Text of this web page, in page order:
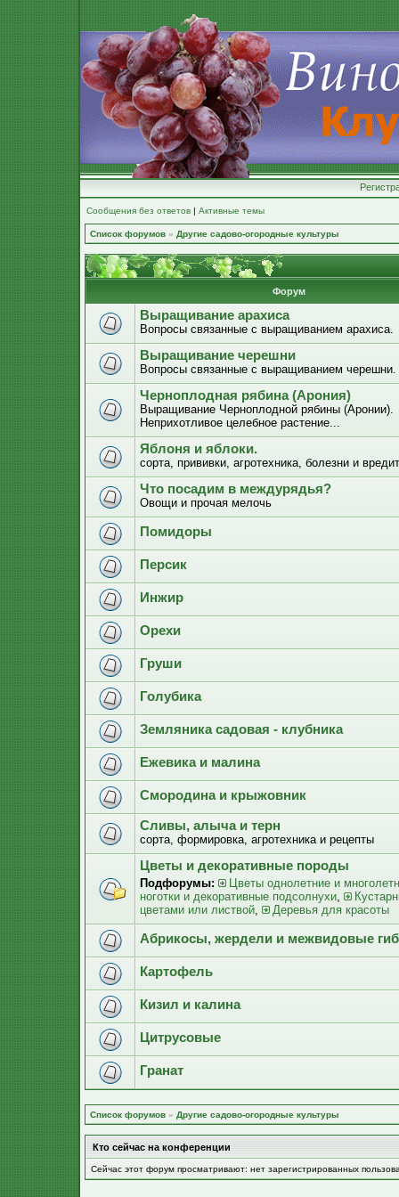
Сообщения без ответов | Активные темы
Список форумов » Другие садово-огородные культуры
Форум
Выращивание арахиса
Вопросы связанные с выращиванием арахиса.
Выращивание черешни
Вопросы связанные с выращиванием черешни.
Черноплодная рябина (Арония)
Выращивание Черноплодной рябины (Аронии).
Неприхотливое целебное растение...
Яблоня и яблоки.
сорта, прививки, агротехника, болезни и
Что посадим в междурядья?
Овощи и прочая мелочь
Помидоры
Персик
Инжир
Орехи
Груши
Голубика
Земляника садовая - клубника
Ежевика и малина
Смородина и крыжовник
Сливы, алыча и терн
сорта, формировка, агротехника и рецепты
Цветы и декоративные породы
Подфорумы:
Цветы однолетние и
ноготки и декоративные подсолнухи,
цветами или листвой, Деревья для красоты
Абрикосы, жердели и межвидовые
Картофель
Кизил и калина
Цитрусовые
Гранат
Список форумов » Другие садово-огородные культуры
Кто сейчас на конференции
Сейчас этот форум просматривают: нет зарегистрированных